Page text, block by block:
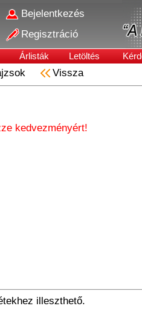
Bejelentkezés
Regisztráció
Árlisták Letöltés
Vissza
kedvezményért!
illeszthető.